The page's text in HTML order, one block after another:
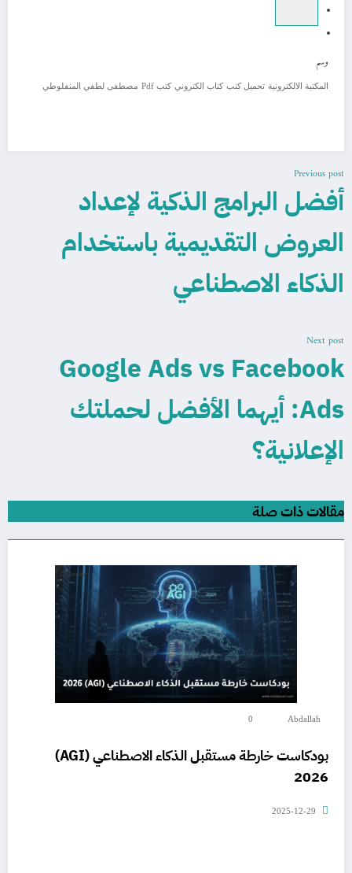
وسم
المكتبة الالكترونية تحميل كتب كتاب الكتروني كتب Pdf مصطفى لطفي المنفلوطي
Previous post
أفضل البرامج الذكية لإعداد
العروض التقديمية باستخدام
الذكاء الاصطناعي
Next post
Google Ads vs Facebook
Ads: أيهما الأفضل لحملتك
الإعلانية؟
مقالات ذات صلة
Abdallah
0
بودكاست خارطة مستقبل الذكاء الاصطناعي (AGI)
2026
2025-12-29